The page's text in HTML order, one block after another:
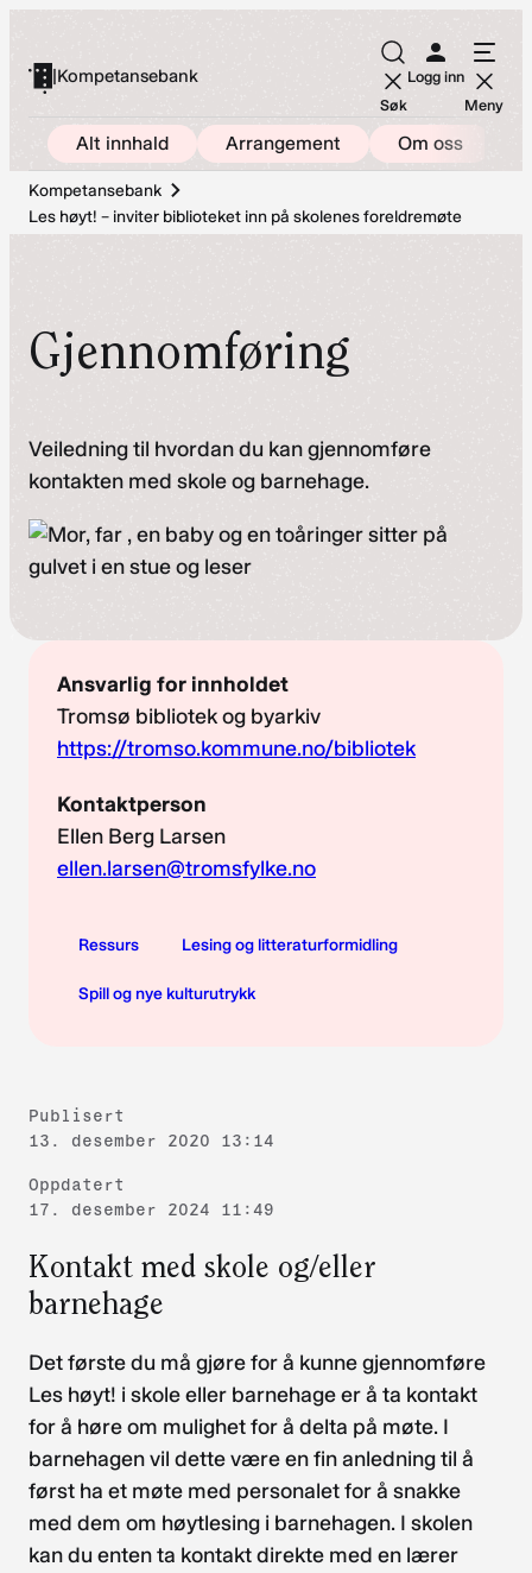
innhold
|Kompetansebank
Søk
Logg inn
Meny
Alt innhald Arrangement Om oss
Kompetansebank
Les høyt! – inviter biblioteket inn på skolenes foreldremøte
Gjennomføring
Veiledning til hvordan du kan gjennomføre
kontakten med skole og barnehage.
Ansvarlig for innholdet
Tromsø bibliotek og byarkiv
https://tromso.kommune.no/bibliotek
Kontaktperson
Ellen Berg Larsen
ellen.larsen@tromsfylke.no
Ressurs Lesing og litteraturformidling
Spill og nye kulturutrykk
Publisert
13. desember 2020 13:14
Oppdatert
17. desember 2024 11:49
Kontakt med skole og/eller
barnehage
Det første du må gjøre for å kunne gjennomføre
Les høyt! i skole eller barnehage er å ta kontakt
for å høre om mulighet for å delta på møte. I
barnehagen vil dette være en fin anledning til å
først ha et møte med personalet for å snakke
med dem om høytlesing i barnehagen. I skolen
kan du enten ta kontakt direkte med en lærer